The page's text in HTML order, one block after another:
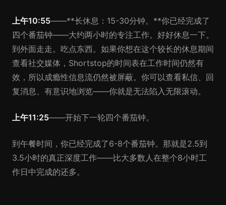
上午10:55——**长休息：15-30分钟。**你已经完成了
四个番茄钟——大约两小时的专注工作。好好休息一下。
到外面走走。吃点东西。如果你想在这个较长的休息期间
查看社交媒体，Shortstop的时间表在工作时间仍然有
效，所以成瘾性信息流仍然被屏蔽。你可以查看私信、回
复消息、有意识地浏览——你就是无法陷入无限滚动。
上午11:25——开始下一轮四个番茄钟。
到午餐时间，你已经完成了6-8个番茄钟。那就是2.5到
3.5小时的真正深度工作——比大多数人在整个8小时工
作日中完成的还多。